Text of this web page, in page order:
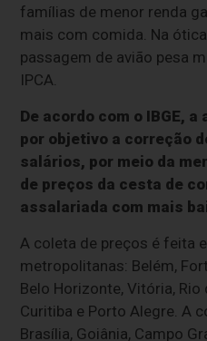
famílias de menor renda
mais com comida. Na
passagem de avião pesa
IPCA.
De acordo com o IBGE, a
por objetivo a correção
salários, por meio da
de preços da cesta de
assalariada com mais
A coleta de preços é feita
metropolitanas: Belém,
Belo Horizonte, Vitória, Rio
Curitiba e Porto Alegre. A
Brasília, Goiânia, Campo